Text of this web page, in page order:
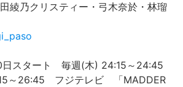
綾乃クリスティー・弓木奈於・林瑠
日スタート 毎週(木) 24:15～24:45
～26:45 フジテレビ 「MADDER